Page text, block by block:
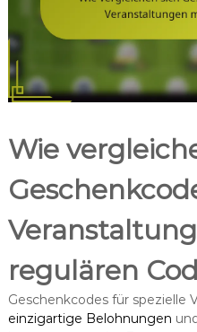
Wie
regulären
Geschenkcodes für spezielle
einzigartige Belohnungen